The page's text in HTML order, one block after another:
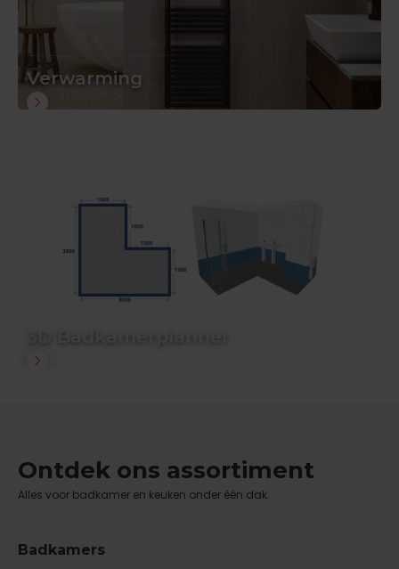
Verwarming
Ontdek ons assortiment
Alles voor badkamer en keuken onder één dak.
Badkamers